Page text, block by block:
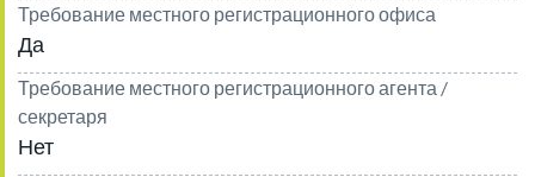
Требование местного регистрационного офиса
Да
Требование местного регистрационного агента /
секретаря
Нет